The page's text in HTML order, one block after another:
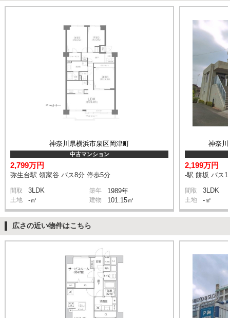
神奈川県横浜市泉区岡津町
中古マンション
2,799万円
弥生台駅 領家谷 バス8分 停歩5分
間取 3LDK 築年 1989年
土地 -㎡ 建物 101.15㎡
神奈川
2,199万円
-駅 餅坂 バス
間取 3LDK
土地 -㎡
広さの近い物件はこちら